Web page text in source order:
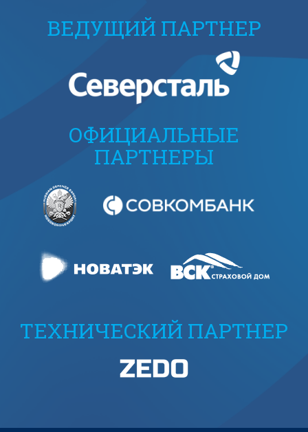
ВЕДУЩИЙ ПАРТНЕР
ОФИЦИАЛЬНЫЕ
ПАРТНЕРЫ
ТЕХНИЧЕСКИЙ ПАРТНЕР